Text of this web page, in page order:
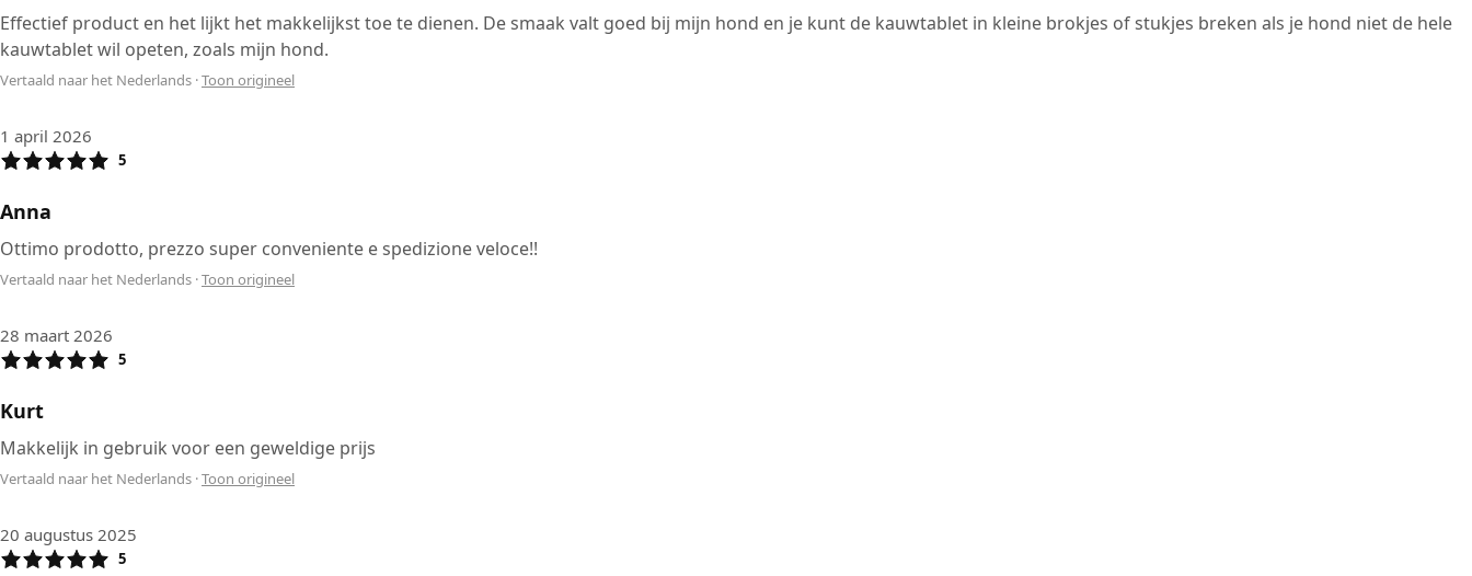
Effectief product en het lijkt het makkelijkst toe te dienen. De smaak valt goed bij mijn hond en je kunt de kauwtablet in kleine brokjes of stukjes breken als je hond niet de hele
kauwtablet wil opeten, zoals mijn hond.
Vertaald naar het Nederlands ·Toon origineel
1 april 2026
5
Anna
Ottimo prodotto, prezzo super conveniente e spedizione veloce!!
Vertaald naar het Nederlands ·Toon origineel
28 maart 2026
5
Kurt
Makkelijk in gebruik voor een geweldige prijs
Vertaald naar het Nederlands ·Toon origineel
20 augustus 2025
5